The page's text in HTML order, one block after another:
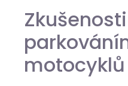
motocyklů